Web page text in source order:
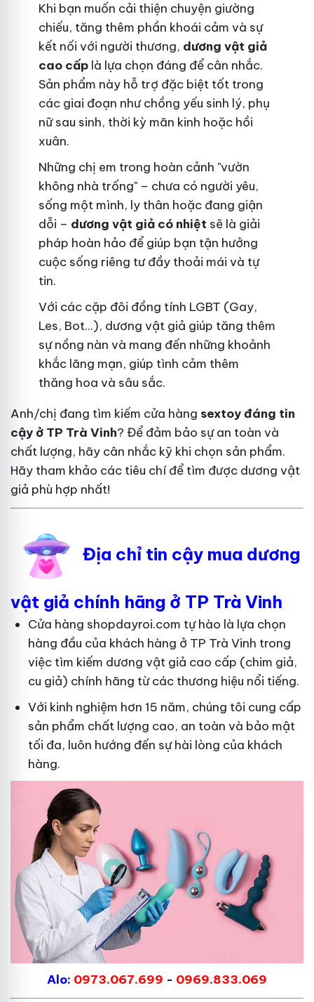
Khi bạn muốn cải thiện chuyện giường
chiếu, tăng thêm phần khoái cảm và sự
kết nối với người thương, dương vật giả
cao cấp là lựa chọn đáng để cân nhắc.
Sản phẩm này hỗ trợ đặc biệt tốt trong
các giai đoạn như chồng yếu sinh lý, phụ
nữ sau sinh, thời kỳ mãn kinh hoặc hồi
xuân.
Những chị em trong hoàn cảnh "vườn
không nhà trống" – chưa có người yêu,
sống một mình, ly thân hoặc đang giận
dỗi – dương vật giả có nhiệt sẽ là giải
pháp hoàn hảo để giúp bạn tận hưởng
cuộc sống riêng tư đầy thoải mái và tự
tin.
Với các cặp đôi đồng tính LGBT (Gay,
Les, Bot...), dương vật giả giúp tăng thêm
sự nồng nàn và mang đến những khoảnh
khắc lãng mạn, giúp tình cảm thêm
thăng hoa và sâu sắc.
Anh/chị đang tìm kiếm cửa hàng sextoy đáng tin
cậy ở TP Trà Vinh? Để đảm bảo sự an toàn và
chất lượng, hãy cân nhắc kỹ khi chọn sản phẩm.
Hãy tham khảo các tiêu chí để tìm được dương vật
giả phù hợp nhất!
Địa chỉ tin cậy mua dương
vật giả chính hãng ở TP Trà Vinh
Cửa hàng shopdayroi.com tự hào là lựa chọn
hàng đầu của khách hàng ở TP Trà Vinh trong
việc tìm kiếm dương vật giả cao cấp (chim giả,
cu giả) chính hãng từ các thương hiệu nổi tiếng.
Với kinh nghiệm hơn 15 năm, chúng tôi cung cấp
sản phẩm chất lượng cao, an toàn và bảo mật
tối đa, luôn hướng đến sự hài lòng của khách
hàng.
Alo: 0973.067.699 - 0969.833.069